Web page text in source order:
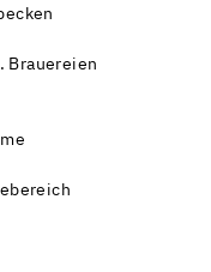
Brauereien